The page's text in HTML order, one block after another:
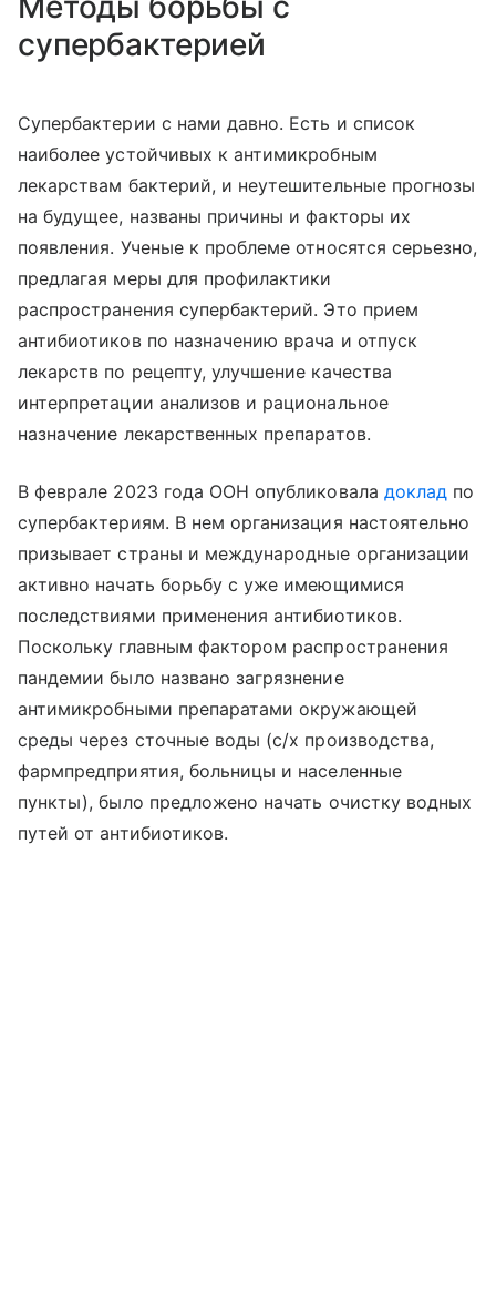
супербактерией
Супербактерии с нами давно. Есть и список
наиболее устойчивых к антимикробным
лекарствам бактерий, и неутешительные прогнозы
на будущее, названы причины и факторы их
появления. Ученые к проблеме относятся серьезно,
предлагая меры для профилактики
распространения супербактерий. Это прием
антибиотиков по назначению врача и отпуск
лекарств по рецепту, улучшение качества
интерпретации анализов и рациональное
назначение лекарственных препаратов.
В феврале 2023 года ООН опубликовала доклад по
супербактериям. В нем организация настоятельно
призывает страны и международные организации
активно начать борьбу с уже имеющимися
последствиями применения антибиотиков.
Поскольку главным фактором распространения
пандемии было названо загрязнение
антимикробными препаратами окружающей
среды через сточные воды (с/х производства,
фармпредприятия, больницы и населенные
пункты), было предложено начать очистку водных
путей от антибиотиков.